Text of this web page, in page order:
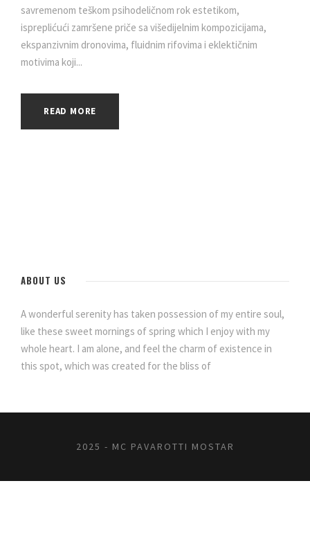
savremenom teškom psihodeličnom rok estetikom,
ispreplićući zamršene priče sa višedijelnim kompozicijama,
ekspanzivnim dronovima, fluidnim rifovima i eklektičnim
motivima koji...
READ MORE
ABOUT US
A wonderful serenity has taken possession of my entire soul,
like these sweet mornings of spring which I enjoy with my
whole heart. I am alone, and feel the charm of existence in
this spot, which was created for the bliss of
2025 - MC PAVAROTTI MOSTAR